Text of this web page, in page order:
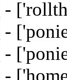
-
-
-
-